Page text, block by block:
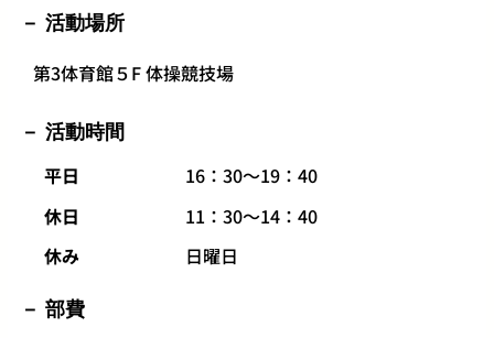
活動場所
第3体育館５F 体操競技場
活動時間
平日
16：30～19：40
休日
11：30～14：40
休み
日曜日
部費